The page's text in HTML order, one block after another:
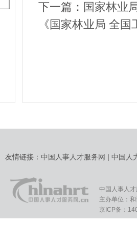
下一篇： 国家林业
《国家林业局 全
友情链接： 中国人事人才服务网 | 中国人
中国人事人
主办单位：
京ICP备：